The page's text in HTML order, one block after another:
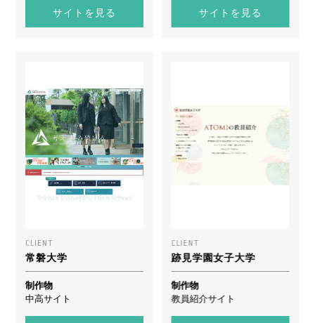
サイトを見る サイトを見る
CLIENT
常磐大学
制作物
中高サイト
CLIENT
跡見学園女子大学
制作物
教員紹介サイト